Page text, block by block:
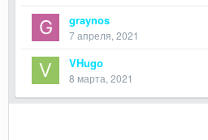
graynos
7 апреля, 2021
VHugo
8 марта, 2021